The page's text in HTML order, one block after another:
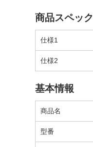
商品スペック
仕様1
仕様2
基本情報
商品名
型番